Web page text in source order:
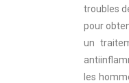
troubles
pour
un
les